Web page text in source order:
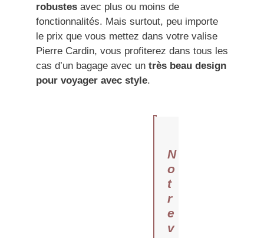
robustes avec plus ou moins de
fonctionnalités. Mais surtout, peu importe
le prix que vous mettez dans votre valise
Pierre Cardin, vous profiterez dans tous les
cas d’un bagage avec un très beau design
pour voyager avec style.
N
o
t
r
e
v